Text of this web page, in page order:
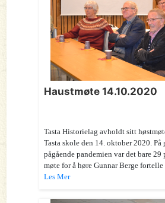
Haustmøte 14.10.2020
Tasta Historielag avholdt sitt
Tasta skole den 14. oktober 2020. På
pågående pandemien var det bare 29
møte for å høre Gunnar Berge
Les Mer